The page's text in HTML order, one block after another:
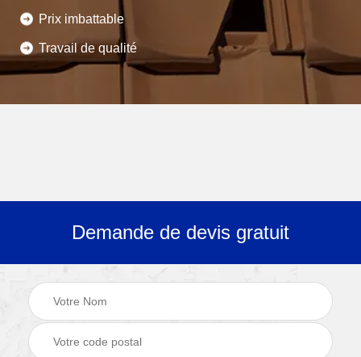
Prix imbattable
Travail de qualité
Demande de devis gratuit